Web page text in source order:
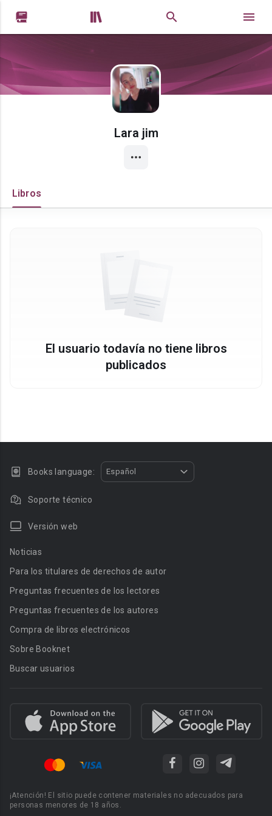
 
Lara jim
Libros
El usuario todavía no tiene libros
publicados
Books language: Español
Soporte técnico
Versión web
Noticias
Para los titulares de derechos de autor
Preguntas frecuentes de los lectores
Preguntas frecuentes de los autores
Compra de libros electrónicos
Sobre Booknet
Buscar usuarios
¡Atención! El sitio puede contener materiales no adecuados para
personas menores de 18 años.